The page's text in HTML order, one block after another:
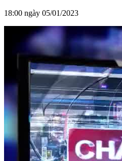
18:00 ngày 05/01/2023